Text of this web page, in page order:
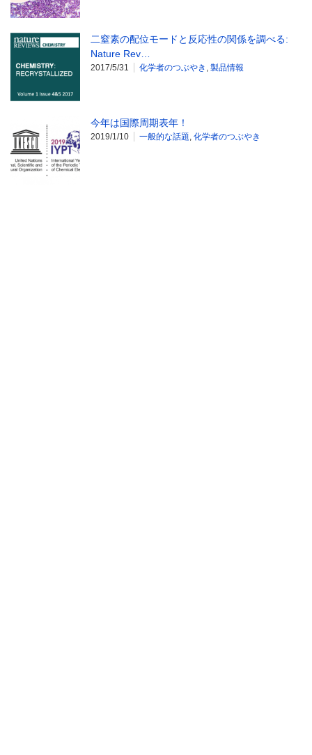
二窒素の配位モードと反応性の関係を調べる:
Nature Rev…
2017/5/31 化学者のつぶやき , 製品情報
今年は国際周期表年！
2019/1/10 一般的な話題, 化学者のつぶやき